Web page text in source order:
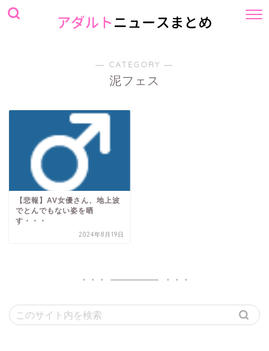
― CATEGORY ―
泥フェス
【悲報】AV女優さん、地上波
でとんでもない姿を晒
す・・・
2024年8月19日